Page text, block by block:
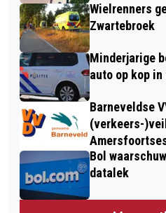
Wielrenners
Zwartebroek
Minderjarige
auto op kop
Barneveldse
(verkeers-
Bol
datalek